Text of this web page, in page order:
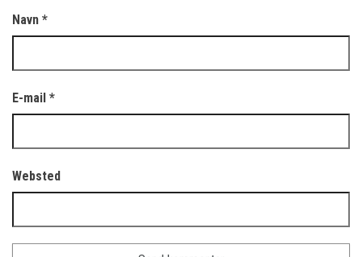
Navn *
E-mail *
Websted